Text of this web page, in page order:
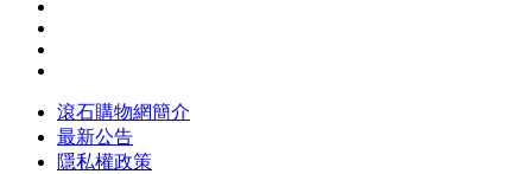
滾石購物網簡介
最新公告
隱私權政策